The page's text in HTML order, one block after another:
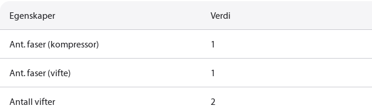
Egenskaper Verdi
Ant. faser (kompressor) 1
Ant. faser (vifte) 1
Antall vifter 2